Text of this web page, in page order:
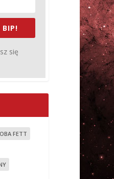
BIP!
się
FETT